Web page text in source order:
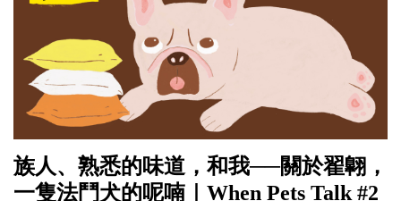
族人、熟悉的味道，和我──關於翟翺，
一隻法鬥犬的呢喃｜When Pets Talk #2